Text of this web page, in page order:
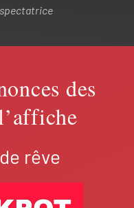
spectatrice
des
rêve